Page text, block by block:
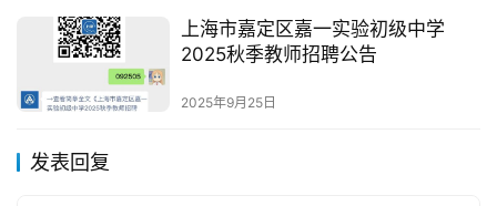
上海市嘉定区嘉一实验初级中学
2025秋季教师招聘公告
2025年9月25日
发表回复